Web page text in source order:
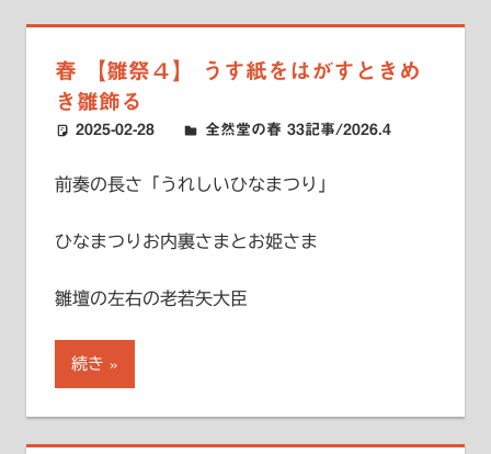
春 【雛祭４】 うす紙をはがすときめ
き雛飾る
2025-02-28 ハードエッジ
全然堂の春 33記事/2026.4
前奏の長さ「うれしいひなまつり」
ひなまつりお内裏さまとお姫さま
雛壇の左右の老若矢大臣
続き